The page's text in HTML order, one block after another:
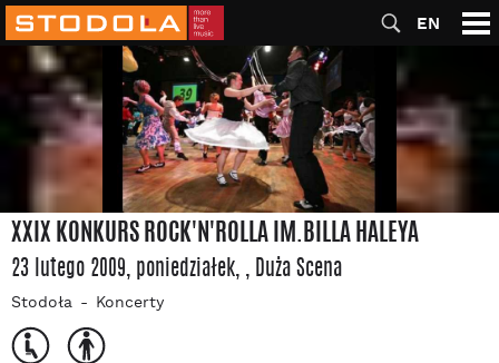
EN
XXIX KONKURS ROCK'N'ROLLA IM.BILLA HALEYA
23 lutego 2009, poniedziałek, , Duża Scena
Stodoła Koncerty